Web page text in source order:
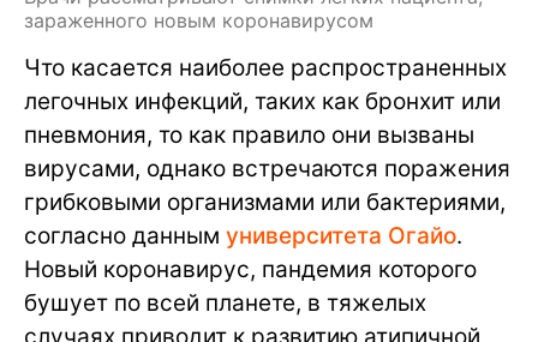
зараженного новым коронавирусом
Что касается наиболее распространенных
легочных инфекций, таких как бронхит или
пневмония, то как правило они вызваны
вирусами, однако встречаются поражения
грибковыми организмами или бактериями,
согласно данным университета Огайо.
Новый коронавирус, пандемия которого
бушует по всей планете, в тяжелых